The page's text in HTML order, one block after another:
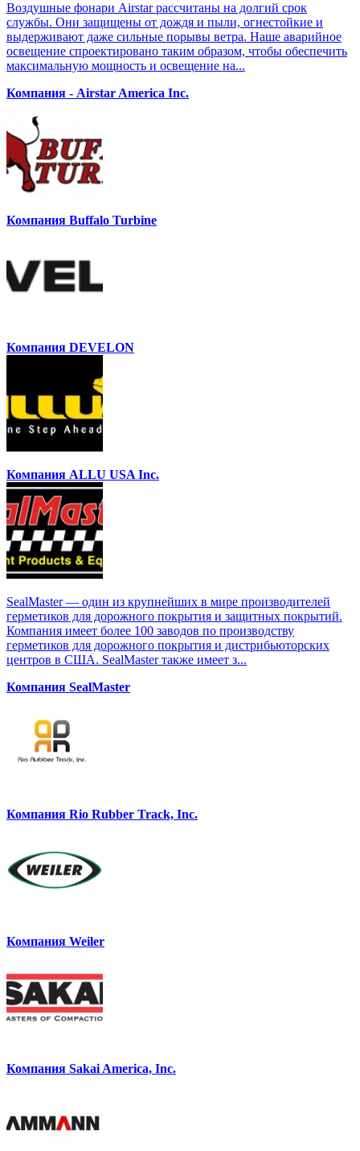
Воздушные фонари Airstar рассчитаны на долгий срок
службы. Они защищены от дождя и пыли, огнестойкие и
выдерживают даже сильные порывы ветра. Наше аварийное
освещение спроектировано таким образом, чтобы обеспечить
максимальную мощность и освещение на...
Компания - Airstar America Inc.
Компания Buffalo Turbine
Компания DEVELON
Компания ALLU USA Inc.
SealMaster — один из крупнейших в мире производителей
герметиков для дорожного покрытия и защитных покрытий.
Компания имеет более 100 заводов по производству
герметиков для дорожного покрытия и дистрибьюторских
центров в США. SealMaster также имеет з...
Компания SealMaster
Компания Rio Rubber Track, Inc.
Компания Weiler
Компания Sakai America, Inc.